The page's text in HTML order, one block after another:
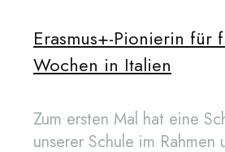
Erasmus+-Pionierin für
Wochen in Italien
Zum ersten Mal hat eine
unserer Schule im Rahmen